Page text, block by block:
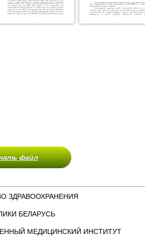
файл
ЗДРАВООХРАНЕНИЯ
БЕЛАРУСЬ
МЕДИЦИНСКИЙ ИНСТИТУТ